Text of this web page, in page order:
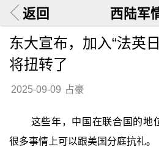
返回 西陆军
东大宣布，加入“法英
将扭转了
2025-09-09 占豪
这些年，中国在联合国的地
很多事情上可以跟美国分庭抗礼。